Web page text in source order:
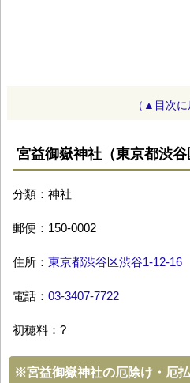
（▲目次に
宮益御嶽神社（東京都渋谷
分類：神社
郵便：150-0002
住所： 東京都渋谷区渋谷1-12-16
電話： 03-3407-7722
初穂料：?
※宮益御嶽神社の厄除け・厄